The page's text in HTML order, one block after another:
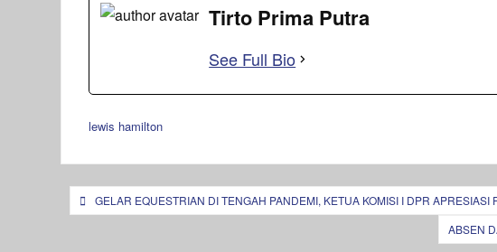
Tirto Prima Putra
See Full Bio
lewis hamilton
Navigasi
GELAR EQUESTRIAN DI TENGAH PANDEMI, KETUA KOMISI I DPR APRESIASI
ABSEN